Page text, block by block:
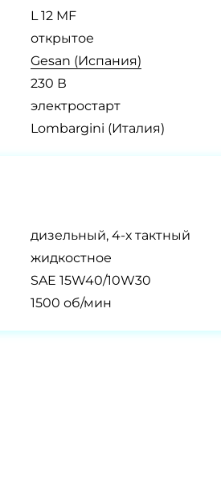
L 12 MF
открытое
Gesan (Испания)
230 В
электростарт
Lombargini (Италия)
дизельный, 4-х тактный
жидкостное
SAE 15W40/10W30
1500 об/мин